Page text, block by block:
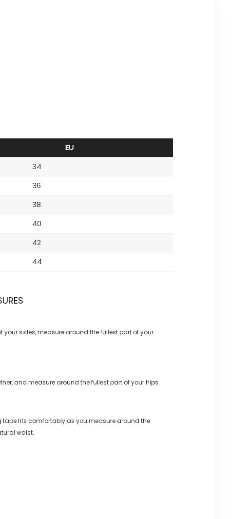
EU
34
36
38
40
42
44
your sides, measure around the fullest part of your
and measure around the fullest part of your hips.
tape fits comfortably as you measure around the
waist.